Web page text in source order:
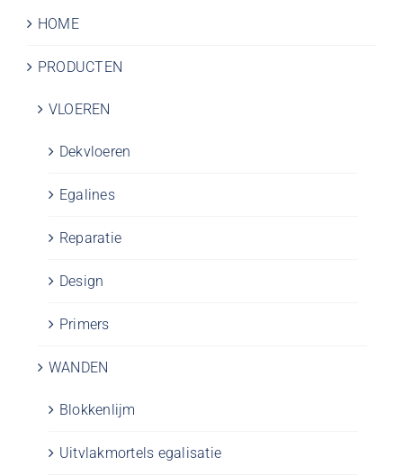
HOME
PRODUCTEN
VLOEREN
Dekvloeren
Egalines
Reparatie
Design
Primers
WANDEN
Blokkenlijm
Uitvlakmortels egalisatie